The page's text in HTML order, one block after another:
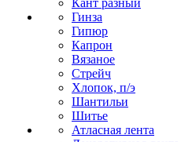
Кант разный
Гинза
Гипюр
Капрон
Вязаное
Стрейч
Хлопок, п/э
Шантильи
Шитье
Атласная лента